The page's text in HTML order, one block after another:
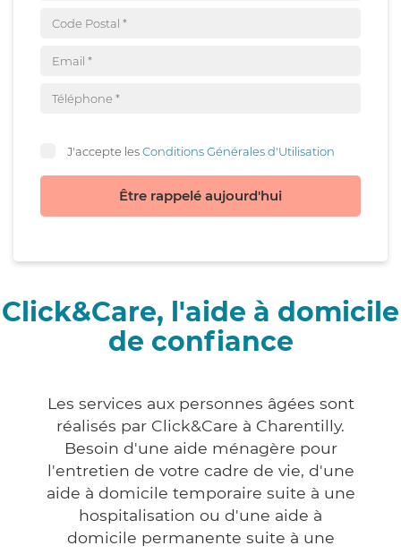
J'accepte lesConditions Générales d'Utilisation
Être rappelé aujourd'hui
Click&Care, l'aide à domicile
de confiance
Les services aux personnes âgées sont
réalisés par Click&Care à Charentilly.
Besoin d'une aide ménagère pour
l'entretien de votre cadre de vie, d'une
aide à domicile temporaire suite à une
hospitalisation ou d'une aide à
domicile permanente suite à une